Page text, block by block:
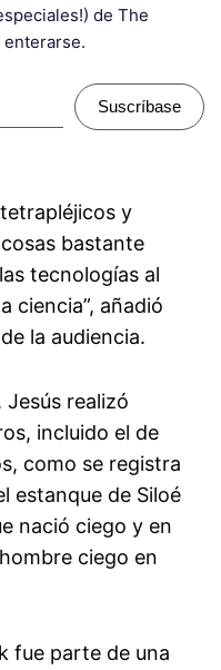
de The
Suscríbase
y
bastante
tecnologías al
ciencia”, añadió
la audiencia.
Jesús realizó
incluido el de
como se registra
estanque de Siloé
nació ciego y en
ciego en
fue parte de una